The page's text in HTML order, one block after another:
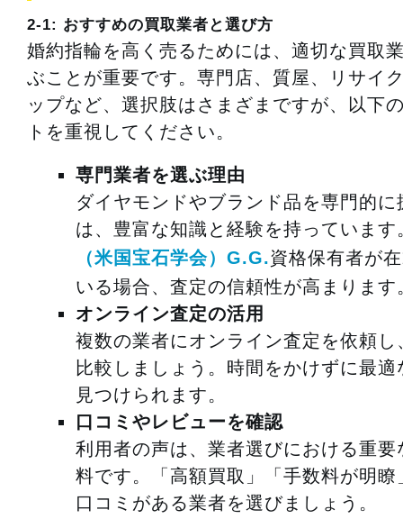
2-1: おすすめの買取業者と選び方
婚約指輪を高く売るためには、適切な買取
ぶことが重要です。専門店、質屋、リサイ
ップなど、選択肢はさまざまですが、以下
トを重視してください。
専門業者を選ぶ理由
ダイヤモンドやブランド品を専門的に
は、豊富な知識と経験を持っています
（米国宝石学会）G.G.資格保有者が
いる場合、査定の信頼性が高まります
オンライン査定の活用
複数の業者にオンライン査定を依頼し
比較しましょう。時間をかけずに最適
見つけられます。
口コミやレビューを確認
利用者の声は、業者選びにおける重要
料です。「高額買取」「手数料が明瞭
口コミがある業者を選びましょう。